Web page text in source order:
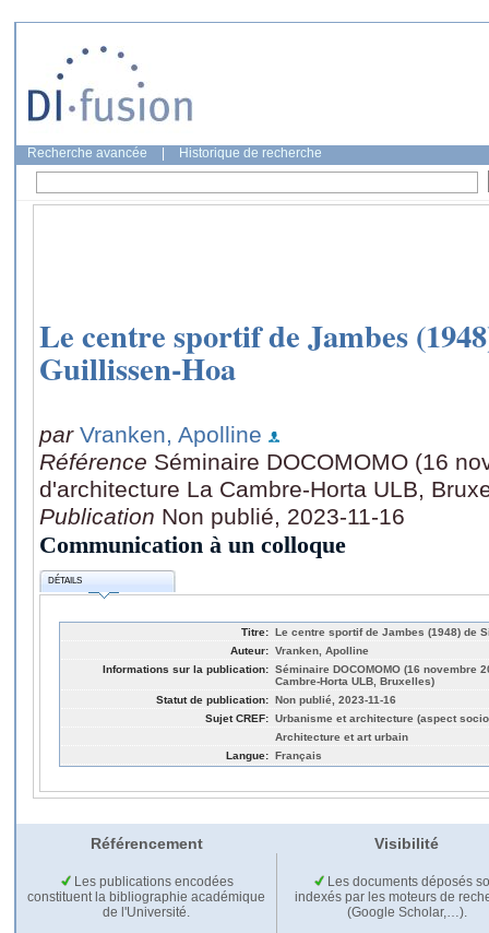
Recherche avancée Historique de recherche
Le centre sportif de Jambes
Guillissen-Hoa
par Vranken, Apolline
Référence Séminaire DOCOMOMO (16
d'architecture La Cambre-Horta ULB,
Publication Non publié, 2023-11-16
Communication à un colloque
DÉTAILS
Titre: Le centre sportif de Jambes (1948) de
Auteur: Vranken, Apolline
Informations sur la publication: Séminaire DOCOMOMO (16 novembre
Cambre-Horta ULB, Bruxelles)
Statut de publication: Non publié, 2023-11-16
Sujet CREF: Urbanisme et architecture (aspect
Architecture et art urbain
Langue: Français
Référencement Visibilité
Les publications encodées
constituent la bibliographie académique
de l'Université.
Les documents déposés
indexés par les moteurs de
(Google Scholar,…).